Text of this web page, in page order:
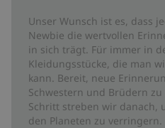
Unser Wunsch ist es, dass
Newbie die wertvollen
in sich trägt. Für immer in
Kleidungsstücke, die man
kann. Bereit, neue
Schwestern und Brüdern
Schritt streben wir danach,
den Planeten zu verringern.